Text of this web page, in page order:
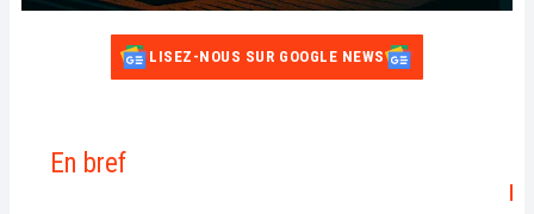
LISEZ-NOUS SUR GOOGLE NEWS
En bref